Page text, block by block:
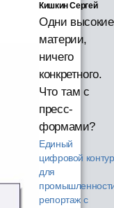
Кишкин Сергей
Одни высокие
материи,
ничего
конкретного.
Что там с
пресс-
формами?
Единый
цифровой контур
для
репортаж с